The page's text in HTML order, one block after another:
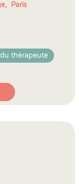
Paris
thérapeute